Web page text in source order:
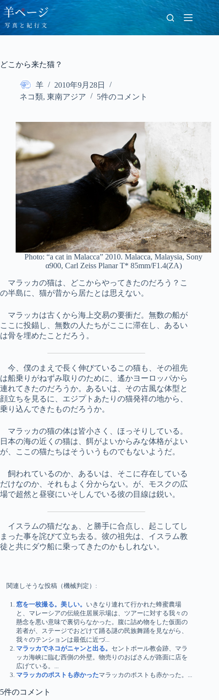
コ
ン
テ
ン
ス
どこから来た猫？
羊
2010年9月28日
ネコ類, 東南アジア 5件のコメント
Photo: “a cat in Malacca” 2010. Malacca, Malaysia, Sony
α900, Carl Zeiss Planar T* 85mm/F1.4(ZA)
マラッカの猫は、どこからやってきたのだろう？こ
の半島に、猫が昔から居たとは思えない。
マラッカは古くから海上交易の要衝だ。無数の船が
ここに投錨し、無数の人たちがここに滞在し、あるい
は骨を埋めたことだろう。
今、僕のまえで長く伸びているこの猫も、その祖先
は船乗りがねずみ取りのために、遙かヨーロッパから
連れてきたのだろうか。あるいは、その古風な体型と
顔立ちを見るに、エジプトあたりの猫発祥の地から、
乗り込んできたものだろうか。
マラッカの猫の体は皆小さく、ほっそりしている。
日本の海の近くの猫は、餌がよいからみな体格がよい
が、ここの猫たちはそういうものでもないようだ。
飼われているのか、あるいは、そこに存在している
だけなのか、それもよく分からない。が、モスクの広
場で超然と昼寝にいそしんでいる彼の目線は鋭い。
イスラムの猫だなぁ、と勝手に合点し、起こしてし
まった事を詫びて立ち去る。彼の祖先は、イスラム教
徒と共にダウ船に乗ってきたのかもしれない。
関連しそうな投稿（機械判定）:
窓を一枚撮る。美しい。 いきなり連れて行かれた蜂蜜農場
と、マレーシアの伝統住居展示場は、ツアーに対する我々の
懸念を悪い意味で裏切らなかった。腹に詰め物をした仮面の
若者が、ステージでおどけて踊る謎の民族舞踊を見ながら、
我々のテンションは最低に近づ...
マラッカでネコがニャンと出る。 セントポール教会跡、マラ
ッカ海峡に臨む西側の外壁。物売りのおばさんが路面に店を
広げている。...
マラッカのポストも赤かったマラッカのポストも赤かった。...
5件のコメント